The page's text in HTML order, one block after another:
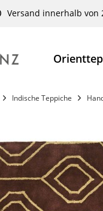
Versand innerhalb von
Indische Teppiche